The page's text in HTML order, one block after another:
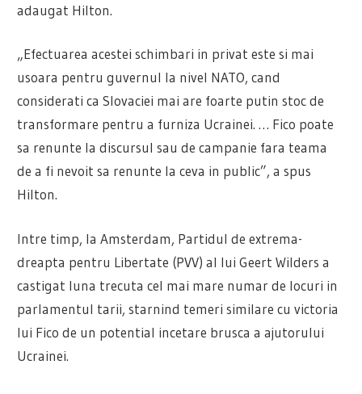
adaugat Hilton.
„Efectuarea acestei schimbari in privat este si mai
usoara pentru guvernul la nivel NATO, cand
considerati ca Slovaciei mai are foarte putin stoc de
transformare pentru a furniza Ucrainei. … Fico poate
sa renunte la discursul sau de campanie fara teama
de a fi nevoit sa renunte la ceva in public”, a spus
Hilton.
Intre timp, la Amsterdam, Partidul de extrema-
dreapta pentru Libertate (PVV) al lui Geert Wilders a
castigat luna trecuta cel mai mare numar de locuri in
parlamentul tarii, starnind temeri similare cu victoria
lui Fico de un potential incetare brusca a ajutorului
Ucrainei.